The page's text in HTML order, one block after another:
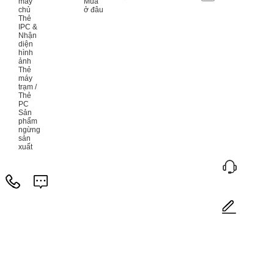
chủ
Thẻ
IPC &
Nhận
diện
hình
ảnh
Thẻ
máy
trạm /
Thẻ
PC
Sản
phẩm
ngừng
sản
xuất
ở đâu